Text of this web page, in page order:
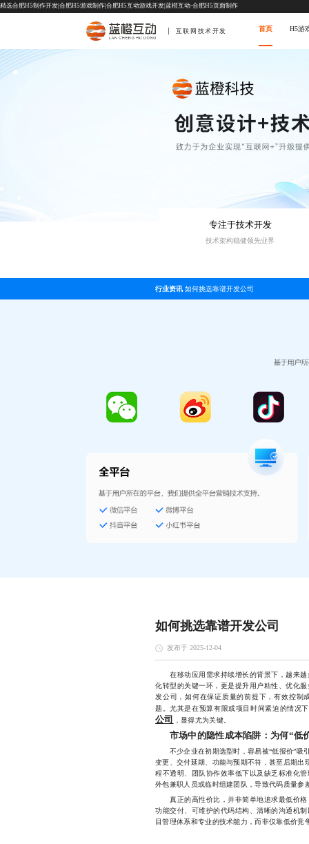
精选合肥H5制作开发|合肥H5游戏制作|合肥H5互动游戏开发|蓝橙互动-合肥H5页面制作
互联网技术开发 首页 H5游
专注于技术开发
技术架构稳健领先业界
行业资讯 如何挑选靠谱开发公司
如何挑选靠谱开发公司
发布于 2025-12-04
在移动应用需求持续增长的背景下，越来越
化转型的关键一环，更是提升用户粘性、优化
发公司，如何在保证质量的前提下，有效控制
题。尤其是在预算有限或项目时间紧迫的情况
公司 ，显得尤为关键。
市场中的隐性成本陷阱：为何“低
不少企业在初期选型时，容易被“低报价”吸
变更、交付延期、功能与预期不符，甚至后期出
程不透明、团队协作效率低下以及缺乏标准化
外包兼职人员或临时组建团队，导致代码质量
真正的高性价比，并非简单地追求最低价
功能交付、可维护的代码结构、清晰的沟通机
目管理体系和专业的技术能力，而非仅靠低价竞